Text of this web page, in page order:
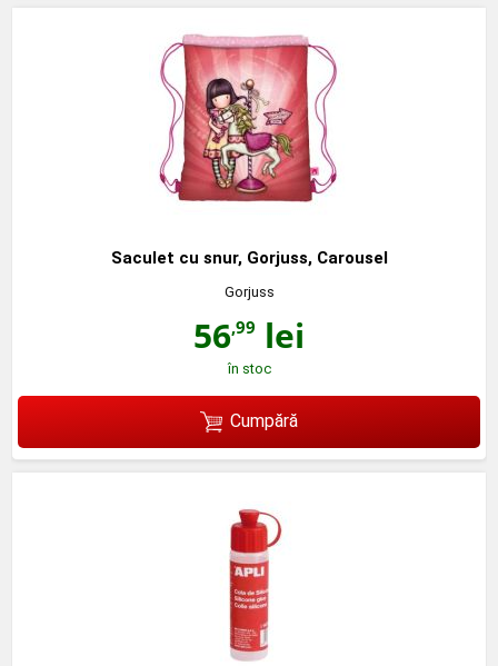
Saculet cu snur, Gorjuss, Carousel
Gorjuss
56,99 lei
în stoc
Cumpără